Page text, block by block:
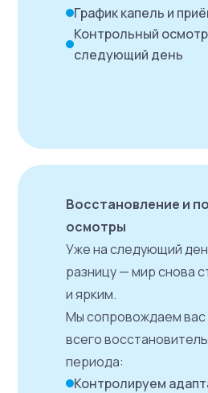
Восстановление и
осмотры
Уже на следующий
разницу — мир снова
и ярким.
Мы сопровождаем вас
всего
периода:
Контролируем
График капель и
Контрольный
следующий день